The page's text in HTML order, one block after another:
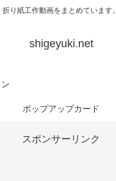
折り紙工作動画をまとめています。
shigeyuki.net
ポップアップカード
スポンサーリンク